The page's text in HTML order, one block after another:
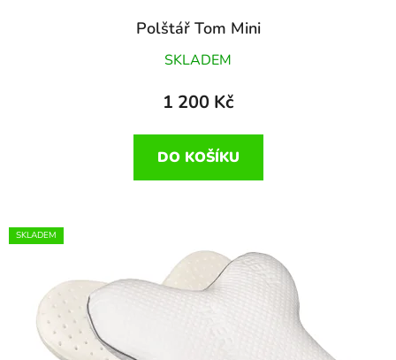
Polštář Tom Mini
SKLADEM
1 200 Kč
DO KOŠÍKU
SKLADEM